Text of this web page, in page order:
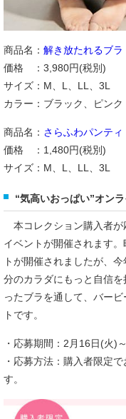
商品名： 解き放たれるブラ
価格 ：3,980円(税別)
サイズ：M、L、LL、3L
カラー：ブラック、ピンク
商品名： さらふわパンティ
価格 ：1,480円(税別)
サイズ：M、L、LL、3L
“気高いおっぱい”オン
本コレクション購入者が
イベントが開催されます
トが開催されましたが、
分のカラダにもっと自信
ったブラを通して、バー
トです。
・応募期間：2月16日(火)
・応募方法：購入者限定
す。